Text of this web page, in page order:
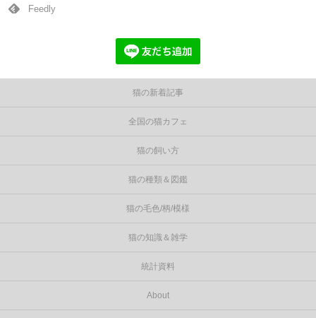
Feedly
猫の新着記事
全国の猫カフェ
猫の飼い方
猫の種類＆図鑑
猫の毛色/柄/模様
猫の知識＆雑学
統計資料
About